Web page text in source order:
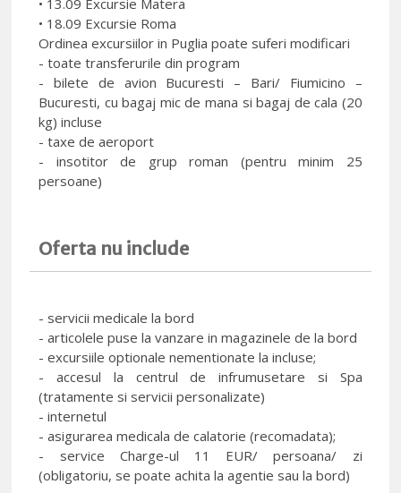
• 13.09 Excursie Matera
• 18.09 Excursie Roma
Ordinea excursiilor in Puglia poate suferi modificari
- toate transferurile din program
- bilete de avion Bucuresti – Bari/ Fiumicino –
Bucuresti, cu bagaj mic de mana si bagaj de cala (20
kg) incluse
- taxe de aeroport
- insotitor de grup roman (pentru minim 25
persoane)
Oferta nu include
- servicii medicale la bord
- articolele puse la vanzare in magazinele de la bord
- excursiile optionale nementionate la incluse;
- accesul la centrul de infrumusetare si Spa
(tratamente si servicii personalizate)
- internetul
- asigurarea medicala de calatorie (recomadata);
- service Charge-ul 11 EUR/ persoana/ zi
(obligatoriu, se poate achita la agentie sau la bord)